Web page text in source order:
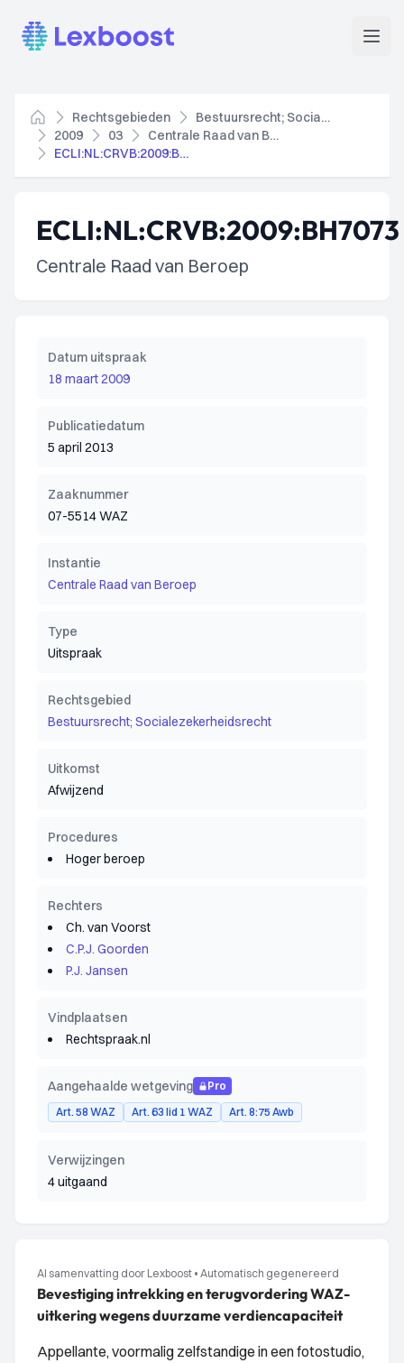
Lexboost
Home
Rechtsgebieden
Bestuursrecht; Socialezekerheidsrecht
2009
03
Centrale Raad van Beroep
ECLI:NL:CRVB:2009:BH7073
ECLI:NL:CRVB:2009:BH7073
Centrale Raad van Beroep
Datum uitspraak
18 maart 2009
Publicatiedatum
5 april 2013
Zaaknummer
07-5514 WAZ
Instantie
Centrale Raad van Beroep
Type
Uitspraak
Rechtsgebied
Bestuursrecht; Socialezekerheidsrecht
Uitkomst
Afwijzend
Procedures
Hoger beroep
Rechters
Ch. van Voorst
C.P.J. Goorden
P.J. Jansen
Vindplaatsen
Rechtspraak.nl
Aangehaalde wetgeving
Pro
Art. 58 WAZ
Art. 63 lid 1 WAZ Art. 8:75 Awb
Verwijzingen
4 uitgaand
AI samenvatting door Lexboost • Automatisch gegenereerd
Bevestiging intrekking en terugvordering WAZ-
uitkering wegens duurzame verdiencapaciteit
Appellante, voormalig zelfstandige in een fotostudio,